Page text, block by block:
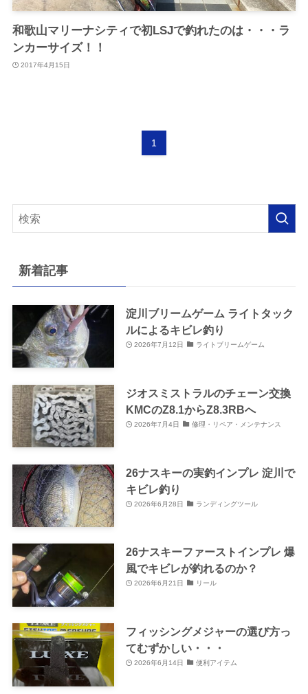
和歌山マリーナシティで初LSJで釣れたのは・・・ラ
ンカーサイズ！！
2017年4月15日
1
新着記事
淀川ブリームゲーム ライトタック
ルによるキビレ釣り
2026年7月12日 ライトブリームゲーム
ジオスミストラルのチェーン交換
KMCのZ8.1からZ8.3RBへ
2026年7月4日 修理・リペア・メンテナンス
26ナスキーの実釣インプレ 淀川で
キビレ釣り
2026年6月28日 ランディングツール
26ナスキーファーストインプレ 爆
風でキビレが釣れるのか？
2026年6月21日 リール
フィッシングメジャーの選び方っ
てむずかしい・・・
2026年6月14日 便利アイテム